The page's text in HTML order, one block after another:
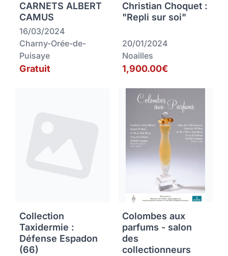
CARNETS ALBERT
CAMUS
16/03/2024
Charny-Orée-de-
Puisaye
Gratuit
Christian Choquet :
"Repli sur soi"
20/01/2024
Noailles
1,900.00€
Collection
Taxidermie :
Défense Espadon
(66)
Colombes aux
parfums - salon
des
collectionneurs